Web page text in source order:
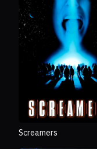
Screamers